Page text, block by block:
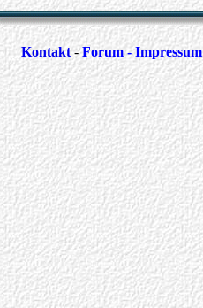
Kontakt - Forum-Impressum